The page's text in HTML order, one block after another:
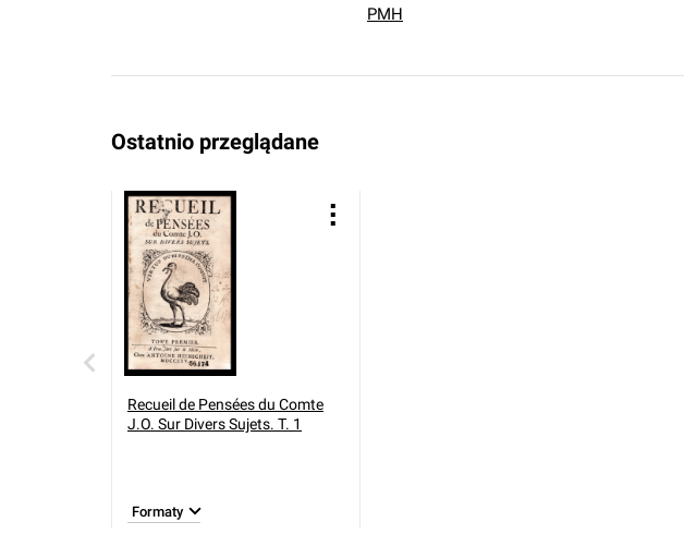
PMH
Ostatnio przeglądane
Recueil de Pensées du Comte
J.O. Sur Divers Sujets. T. 1
Formaty